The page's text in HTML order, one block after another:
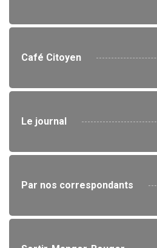
Café Citoyen
Le journal
Par nos correspondants